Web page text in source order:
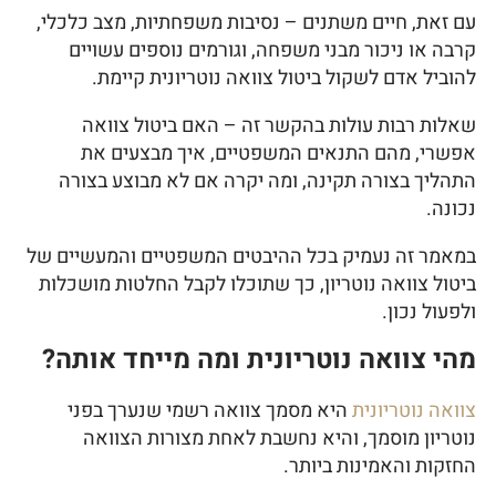
עם זאת, חיים משתנים – נסיבות משפחתיות, מצב כלכלי,
קרבה או ניכור מבני משפחה, וגורמים נוספים עשויים
להוביל אדם לשקול ביטול צוואה נוטריונית קיימת.
שאלות רבות עולות בהקשר זה – האם ביטול צוואה
אפשרי, מהם התנאים המשפטיים, איך מבצעים את
התהליך בצורה תקינה, ומה יקרה אם לא מבוצע בצורה
נכונה.
במאמר זה נעמיק בכל ההיבטים המשפטיים והמעשיים של
ביטול צוואה נוטריון, כך שתוכלו לקבל החלטות מושכלות
ולפעול נכון.
מהי צוואה נוטריונית ומה מייחד אותה?
צוואה נוטריוניתהיא מסמך צוואה רשמי שנערך בפני
נוטריון מוסמך, והיא נחשבת לאחת מצורות הצוואה
החזקות והאמינות ביותר.